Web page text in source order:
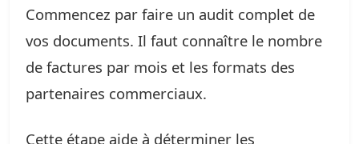
Commencez par faire un audit complet de
vos documents. Il faut connaître le nombre
de factures par mois et les formats des
partenaires commerciaux.
Cette étape aide à déterminer les